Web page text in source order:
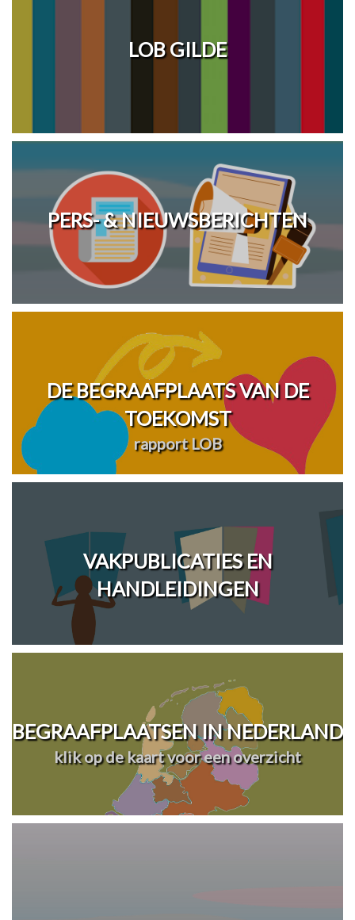
LOB GILDE
PERS- & NIEUWSBERICHTEN
DE BEGRAAFPLAATS VAN DE
TOEKOMST
rapport LOB
VAKPUBLICATIES EN
HANDLEIDINGEN
BEGRAAFPLAATSEN IN NEDERLAND
klik op de kaart voor een overzicht